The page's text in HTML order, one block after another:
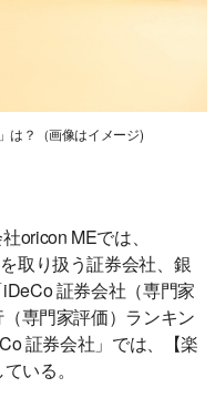
は？（画像はイメージ)
oricon MEでは、
取り扱う証券会社、銀
証券会社（専門家
専門家評価）ランキン
証券会社」では、【楽
いる。